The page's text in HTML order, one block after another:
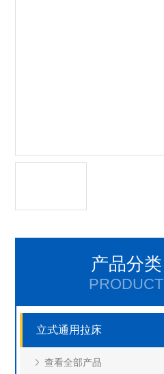
产品分类
PRODUCT
立式通用拉床
查看全部产品